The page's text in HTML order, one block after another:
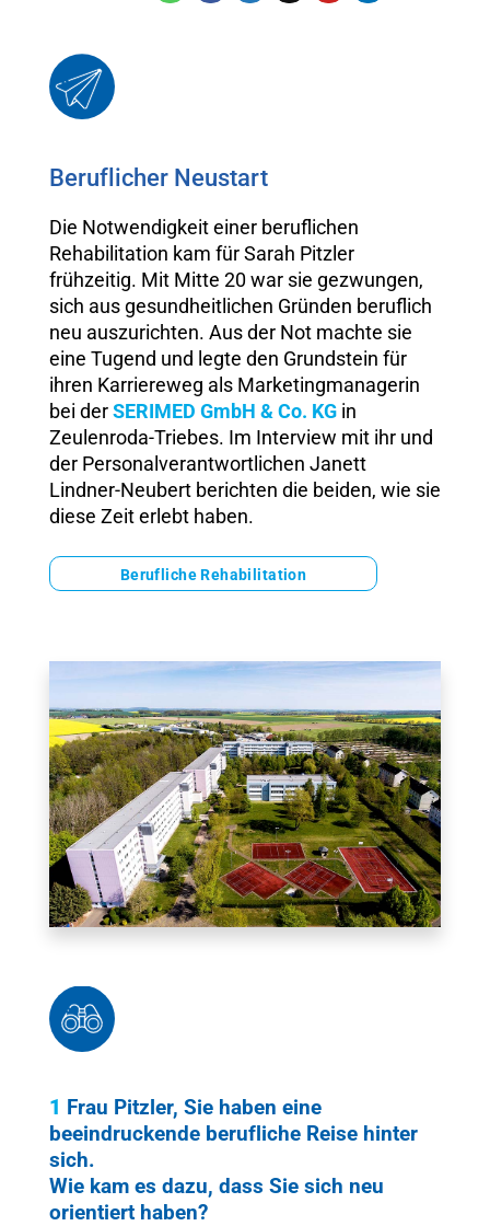
Beruflicher Neustart
Die Notwendigkeit einer beruflichen
Rehabilitation kam für Sarah Pitzler
frühzeitig. Mit Mitte 20 war sie gezwungen,
sich aus gesundheitlichen Gründen beruflich
neu auszurichten. Aus der Not machte sie
eine Tugend und legte den Grundstein für
ihren Karriereweg als Marketingmanagerin
bei derSERIMED GmbH & Co. KG in
Zeulenroda-Triebes. Im Interview mit ihr und
der Personalverantwortlichen Janett
Lindner-Neubert berichten die beiden, wie sie
diese Zeit erlebt haben.
Berufliche Rehabilitation
1 Frau Pitzler, Sie haben eine
beeindruckende berufliche Reise hinter
sich.
Wie kam es dazu, dass Sie sich neu
orientiert haben?